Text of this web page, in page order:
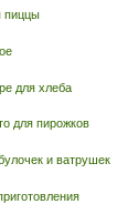
пиццы
для хлеба
для пирожков
и ватрушек